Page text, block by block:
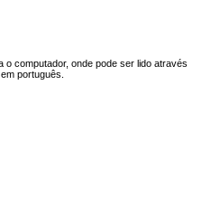
computador, onde pode ser lido através
português.